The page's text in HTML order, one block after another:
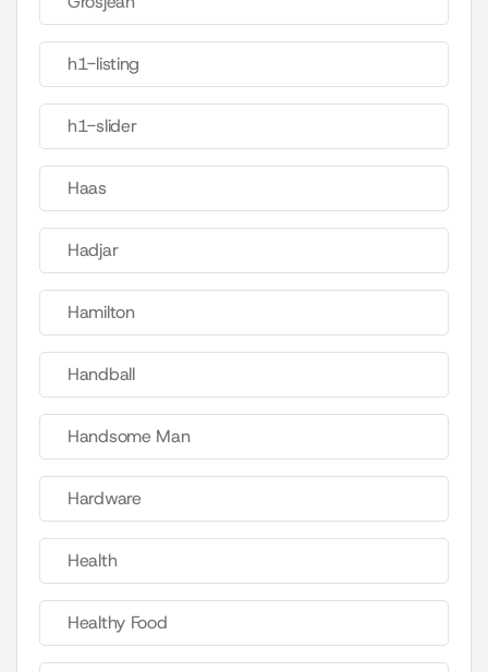
h1-listing
h1-slider
Haas
Hadjar
Hamilton
Handball
Handsome Man
Hardware
Health
Healthy Food